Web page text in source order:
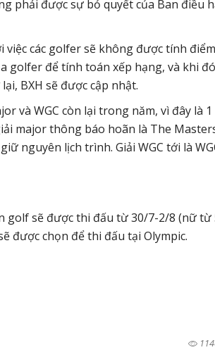
phải được sự bỏ quyết của Ban điều
các golfer sẽ không được tính
golfer để tính toán xếp hạng, và khi
BXH sẽ được cập nhật.
và WGC còn lại trong năm, vì đây là
major thông báo hoãn là The
nguyên lịch trình. Giải WGC tới là
golf sẽ được thi đấu từ 30/7-2/8 (nữ từ
được chọn để thi đấu tại Olympic.